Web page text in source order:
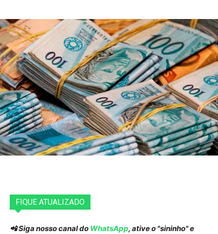
FIQUE ATUALIZADO
📲 Siga nosso canal do WhatsApp, ative o "sininho" e